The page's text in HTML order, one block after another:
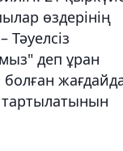
өздерінің
деп ұран
тартылатынын